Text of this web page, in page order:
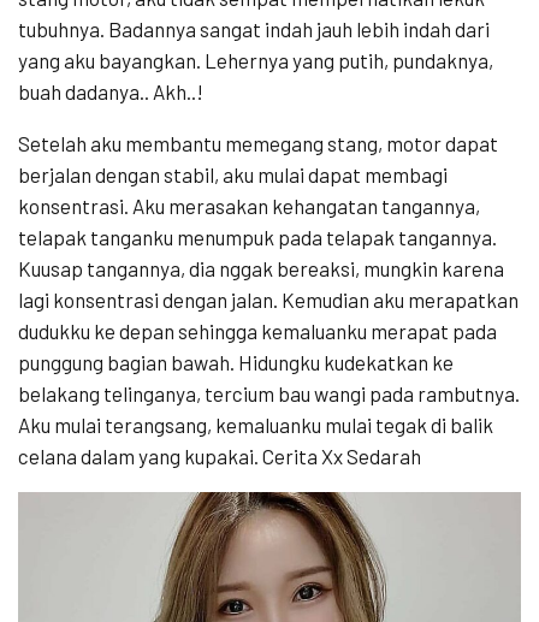
tubuhnya. Badannya sangat indah jauh lebih indah dari
yang aku bayangkan. Lehernya yang putih, pundaknya,
buah dadanya.. Akh..!
Setelah aku membantu memegang stang, motor dapat
berjalan dengan stabil, aku mulai dapat membagi
konsentrasi. Aku merasakan kehangatan tangannya,
telapak tanganku menumpuk pada telapak tangannya.
Kuusap tangannya, dia nggak bereaksi, mungkin karena
lagi konsentrasi dengan jalan. Kemudian aku merapatkan
dudukku ke depan sehingga kemaluanku merapat pada
punggung bagian bawah. Hidungku kudekatkan ke
belakang telinganya, tercium bau wangi pada rambutnya.
Aku mulai terangsang, kemaluanku mulai tegak di balik
celana dalam yang kupakai. Cerita Xx Sedarah